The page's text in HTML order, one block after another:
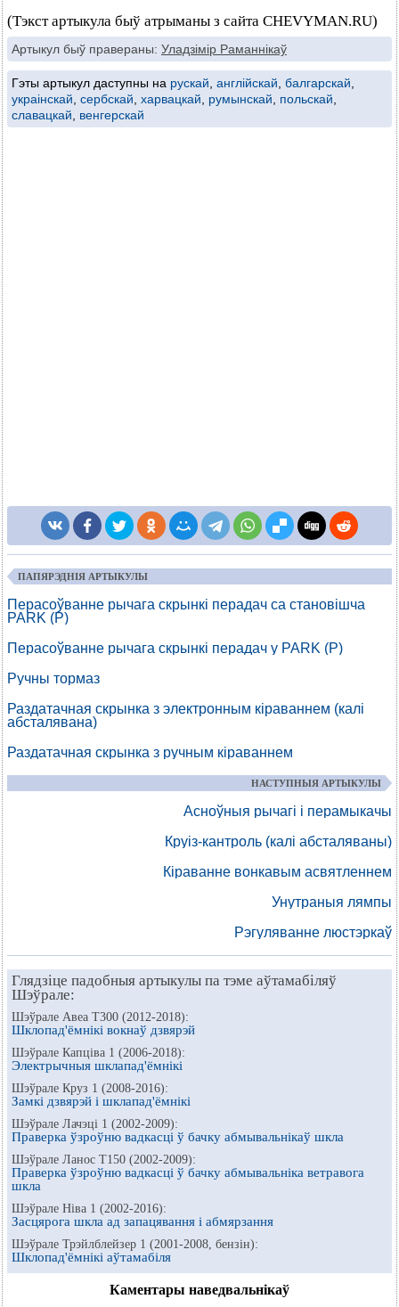
(Тэкст артыкула быў атрыманы з сайта CHEVYMAN.RU)
Артыкул быў правераны: Уладзімір Раманнікаў
Гэты артыкул даступны на рускай англійскай балгарскай
украінскай сербскай харвацкай румынскай польскай
славацкай
венгерскай
ПАПЯРЭДНІЯ АРТЫКУЛЫ
Перасоўванне рычага скрынкі перадач са становішча
PARK (P)
Перасоўванне рычага скрынкі перадач у PARK (Р)
Ручны тормаз
Раздатачная скрынка з электронным кіраваннем (калі
абсталявана)
Раздатачная скрынка з ручным кіраваннем
НАСТУПНЫЯ АРТЫКУЛЫ
Асноўныя рычагі і перамыкачы
Круіз-кантроль (калі абсталяваны)
Кіраванне вонкавым асвятленнем
Унутраныя лямпы
Рэгуляванне люстэркаў
Глядзіце падобныя артыкулы па тэме аўтамабіляў
Шэўрале:
Шэўрале Авеа Т300 (2012-2018):
Шклопад'ёмнікі вокнаў дзвярэй
Шэўрале Капціва 1 (2006-2018):
Электрычныя шклапад'ёмнікі
Шэўрале Круз 1 (2008-2016):
Замкі дзвярэй і шклапад'ёмнікі
Шэўрале Лачэці 1 (2002-2009):
Праверка ўзроўню вадкасці ў бачку абмывальнікаў шкла
Шэўрале Ланос Т150 (2002-2009):
Праверка ўзроўню вадкасці ў бачку абмывальніка ветравога
шкла
Шэўрале Ніва 1 (2002-2016):
Засцярога шкла ад запацявання і абмярзання
Шэўрале Трэйлблейзер 1 (2001-2008, бензін):
Шклопад'ёмнікі аўтамабіля
Каментары наведвальнікаў